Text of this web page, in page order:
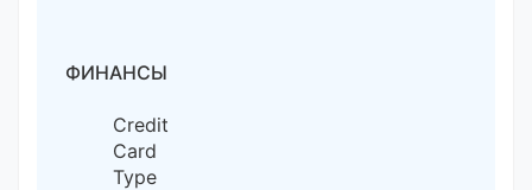
ФИНАНСЫ
Credit
Card
Type